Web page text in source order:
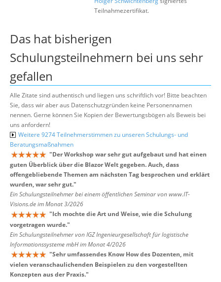
Teilnahmezertifikat.
Das hat bisherigen
Schulungsteilnehmern bei uns sehr
gefallen
Alle Zitate sind authentisch und liegen uns schriftlich vor! Bitte beachten
Sie, dass wir aber aus Datenschutzgründen keine Personennamen
nennen. Gerne können Sie Kopien der Bewertungsbögen als Beweis bei
uns anfordern!
Weitere 9274 Teilnehmerstimmen zu unseren Schulungs- und
Beratungsmaßnahmen
"Der Workshop war sehr gut aufgebaut und hat einen
guten Überblick über die Blazor Welt gegeben. Auch, dass
offengebliebende Themen am nächsten Tag besprochen und erklärt
wurden, war sehr gut."
Ein Schulungsteilnehmer bei einem öffentlichen Seminar von www.IT-
Visions.de im Monat 3/2026
"Ich mochte die Art und Weise, wie die Schulung
vorgetragen wurde."
Ein Schulungsteilnehmer von IGZ Ingenieurgesellschaft für logistische
Informationssysteme mbH im Monat 4/2026
"Sehr umfassendes Know How des Dozenten, mit
vielen veranschaulichenden Beispielen zu den vorgestellten
Konzepten aus der Praxis."